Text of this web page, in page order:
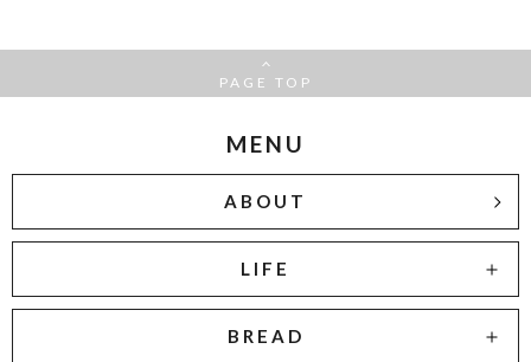
PAGE TOP
MENU
ABOUT
LIFE
BREAD